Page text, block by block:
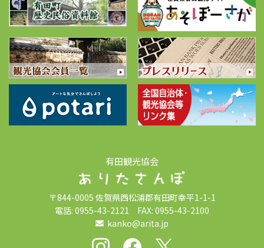
有田観光協会
〒844-0005 佐賀県西松浦郡有田町幸平1-1-1
電話: 0955-43-2121 FAX: 0955-43-2100
kanko@arita.jp